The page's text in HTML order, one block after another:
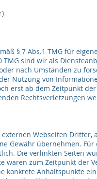
§ 7 Abs.1 TMG für
TMG sind wir als
nach Umständen zu
Nutzung von
erst ab dem Zeitpunkt
Rechtsverletzungen
Webseiten
Gewähr übernehmen.
Die verlinkten Seiten
waren zum Zeitpunkt der
konkrete Anhaltspunkte